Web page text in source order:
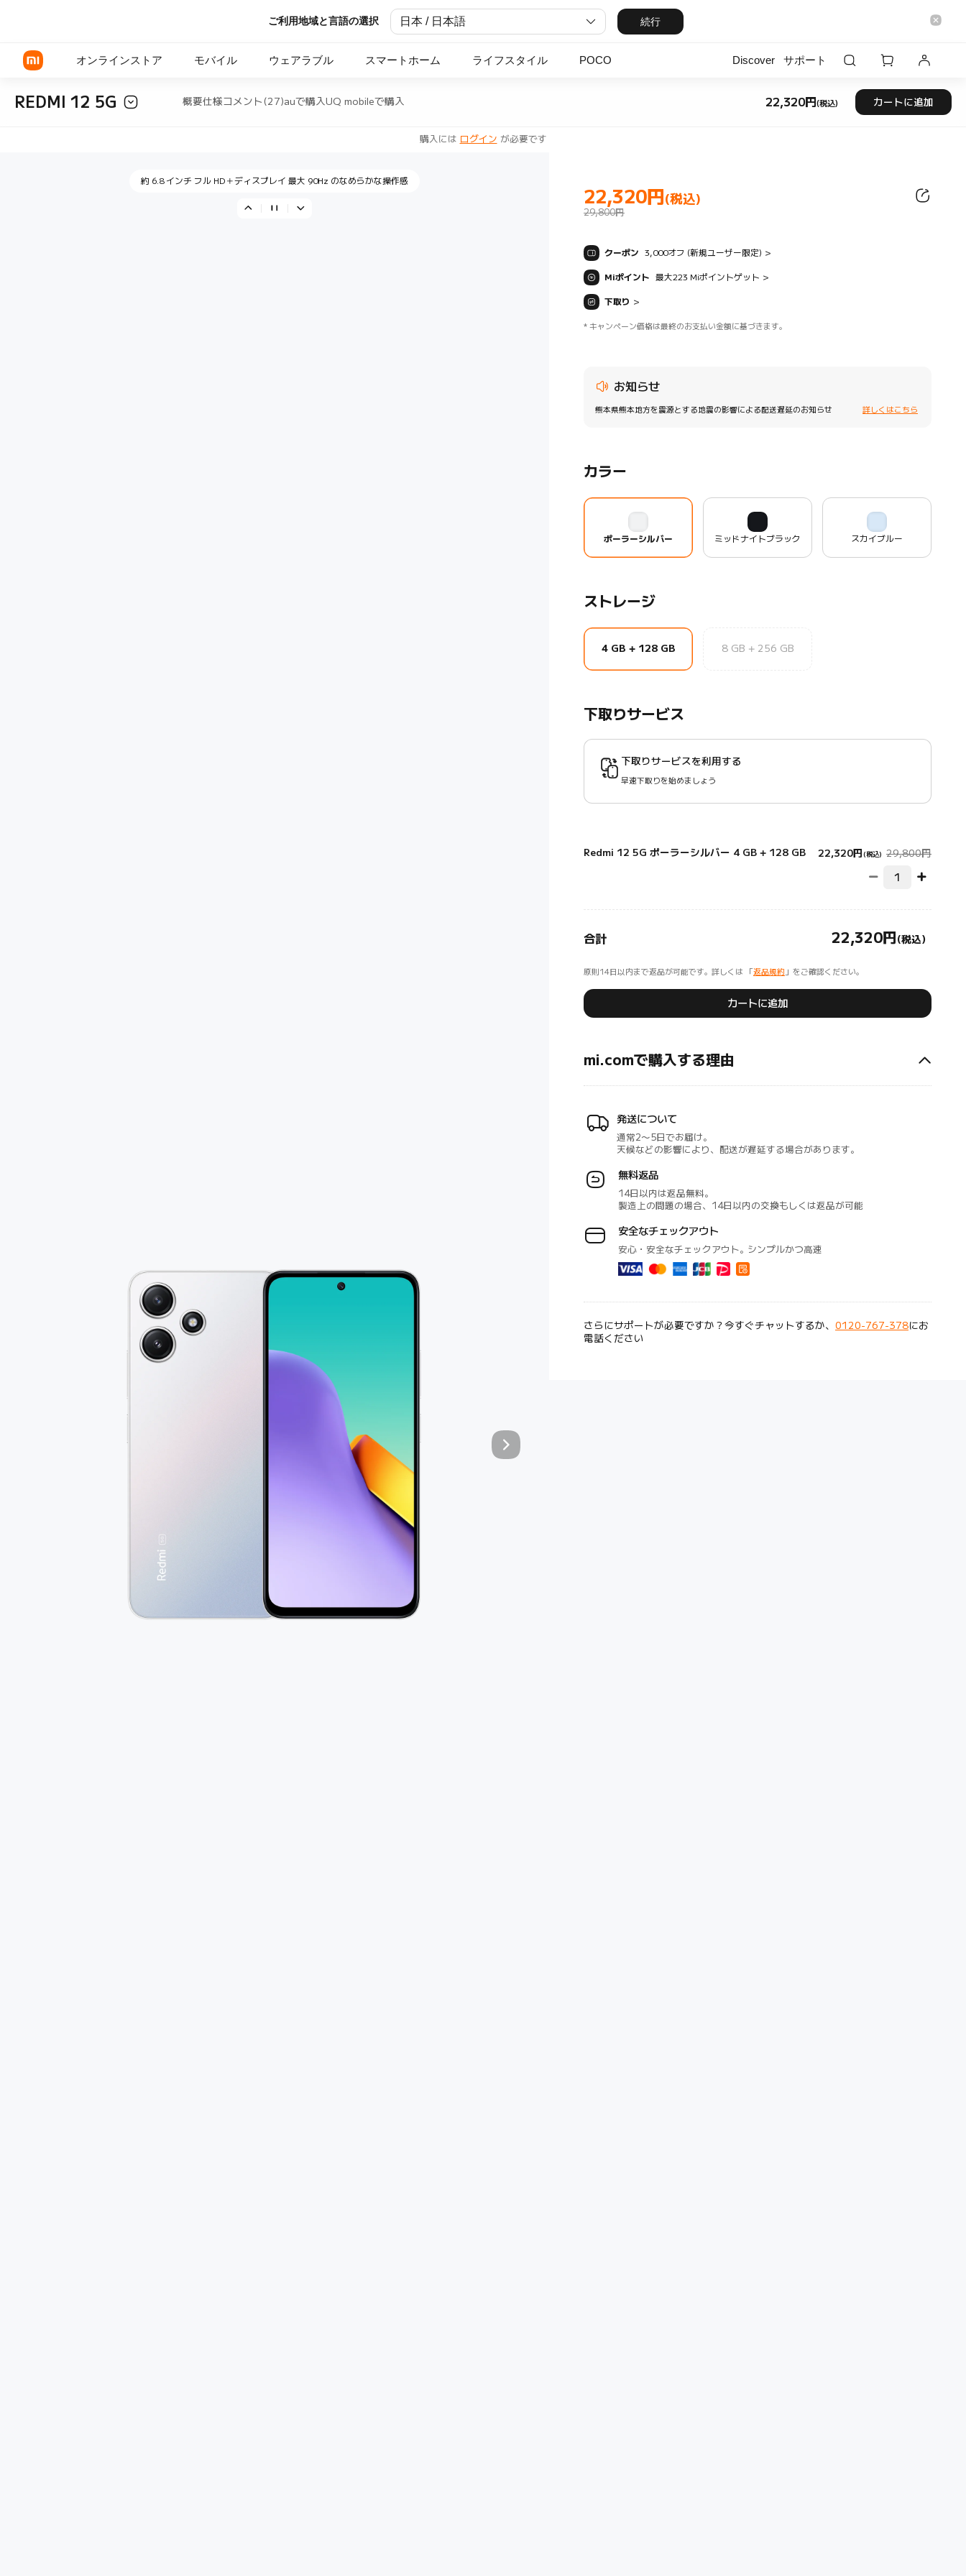
ご利用地域と言語の選択 日本 / 日本語 続行
オンラインストア モバイル ウェアラブル スマートホーム ライフスタイル POCO Discover サポート
REDMI 12 5G 概要仕様コメント(27)auで購入UQ mobileで購入 22,320円 (税込) Current Price 円22320
カートに追加
購入には ログイン が必要です
"高級感のあるガラス背面 シンプルなフラットデザイン "
約 6.8 インチ フル HD＋ディスプレイ 最大 90Hz のなめらかな操作感
22,320 円 (税込)
Current Price 円22320.00
29,800円
クーポン 3,000オフ (新規ユーザー限定) >
Miポイント 最大223 Miポイントゲット >
下取り >
* キャンペーン価格は最終のお支払い金額に基づきます。
お知らせ
熊本県熊本地方を震源とする地震の影響による配送遅延のお知らせ 詳しくはこちら
カラー
ポーラーシルバー ミッドナイトブラック スカイブルー
ストレージ
4 GB + 128 GB 8 GB + 256 GB
下取りサービス
下取りサービスを利用する
早速下取りを始めましょう
Redmi 12 5G ポーラーシルバー 4 GB + 128 GB 22,320 円 (税込) Current Price 円
29,800円マーケ
合計 22,320円 (税込)
原則14日以内まで返品が可能です。詳しくは 「返品規約 」をご確認ください。
カートに追加
mi.comで購入する理由
発送について
通常2～5日でお届け。
天候などの影響により、配送が遅延する場合があります。
無料返品
14日以内は返品無料。
製造上の問題の場合、14日以内の交換もしくは返品が可能
安全なチェックアウト
安心・安全なチェックアウト。シンプルかつ高速
さらにサポートが必要ですか？今すぐチャットするか、 0120-767-378にお
電話ください